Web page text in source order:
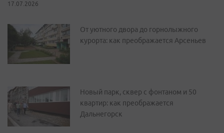
17.07.2026
От уютного двора до горнолыжного
курорта: как преображается Арсеньев
Новый парк, сквер с фонтаном и 50
квартир: как преображается
Дальнегорск